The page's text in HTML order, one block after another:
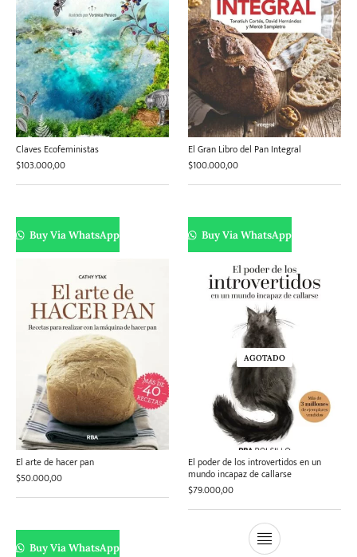
Claves Ecofeministas
$103.000,00
Buy Via WhatsApp
El Gran Libro del Pan Integral
$100.000,00
Buy Via WhatsApp
El arte de hacer pan
$50.000,00
Buy Via WhatsApp
AGOTADO
El poder de los introvertidos en un
mundo incapaz de callarse
$79.000,00